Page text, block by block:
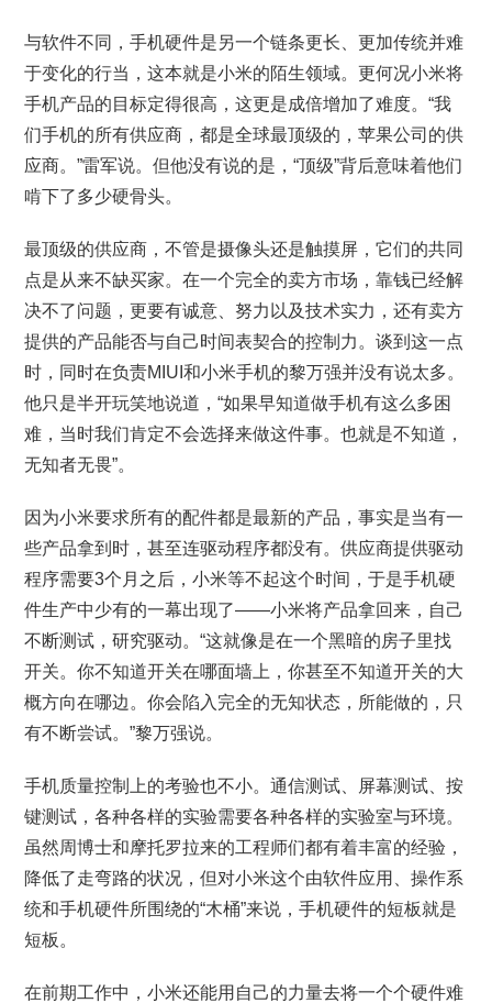
与软件不同，手机硬件是另一个链条更长、更加传统并难
于变化的行当，这本就是小米的陌生领域。更何况小米将
手机产品的目标定得很高，这更是成倍增加了难度。“我
们手机的所有供应商，都是全球最顶级的，苹果公司的供
应商。”雷军说。但他没有说的是，“顶级”背后意味着他们
啃下了多少硬骨头。
最顶级的供应商，不管是摄像头还是触摸屏，它们的共同
点是从来不缺买家。在一个完全的卖方市场，靠钱已经解
决不了问题，更要有诚意、努力以及技术实力，还有卖方
提供的产品能否与自己时间表契合的控制力。谈到这一点
时，同时在负责MIUI和小米手机的黎万强并没有说太多。
他只是半开玩笑地说道，“如果早知道做手机有这么多困
难，当时我们肯定不会选择来做这件事。也就是不知道，
无知者无畏”。
因为小米要求所有的配件都是最新的产品，事实是当有一
些产品拿到时，甚至连驱动程序都没有。供应商提供驱动
程序需要3个月之后，小米等不起这个时间，于是手机硬
件生产中少有的一幕出现了——小米将产品拿回来，自己
不断测试，研究驱动。“这就像是在一个黑暗的房子里找
开关。你不知道开关在哪面墙上，你甚至不知道开关的大
概方向在哪边。你会陷入完全的无知状态，所能做的，只
有不断尝试。”黎万强说。
手机质量控制上的考验也不小。通信测试、屏幕测试、按
键测试，各种各样的实验需要各种各样的实验室与环境。
虽然周博士和摩托罗拉来的工程师们都有着丰富的经验，
降低了走弯路的状况，但对小米这个由软件应用、操作系
统和手机硬件所围绕的“木桶”来说，手机硬件的短板就是
短板。
在前期工作中，小米还能用自己的力量去将一个个硬件难